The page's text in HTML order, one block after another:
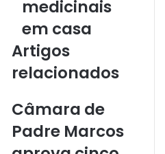
medicinais
em casa
Artigos
relacionados
Câmara de
Padre Marcos